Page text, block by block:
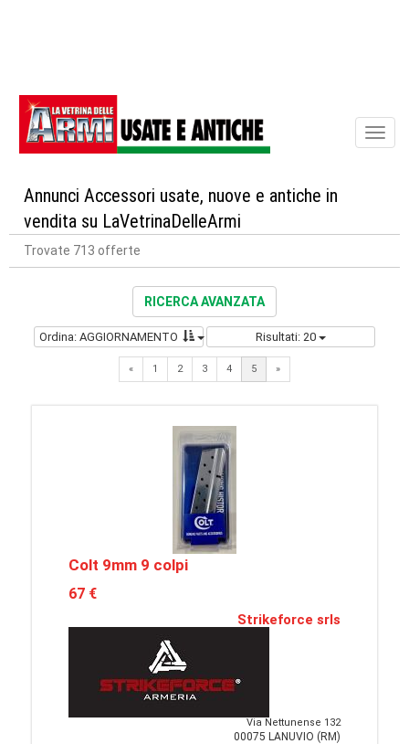
Annunci Accessori usate, nuove e antiche in
vendita su LaVetrinaDelleArmi
Trovate 713 offerte
RICERCA AVANZATA
Ordina: AGGIORNAMENTO Risultati: 20
«Previous
1 2 3 4 5 »Next
Colt 9mm 9 colpi
67 €
Strikeforce srls
Via Nettunense 132
00075 LANUVIO (RM)